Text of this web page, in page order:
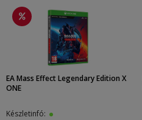
EA Mass Effect Legendary Edition X
ONE
Készletinfó: